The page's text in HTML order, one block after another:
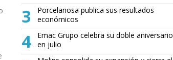
3
Porcelanosa publica sus resultados
económicos
4
Emac Grupo celebra su doble aniversario
en julio